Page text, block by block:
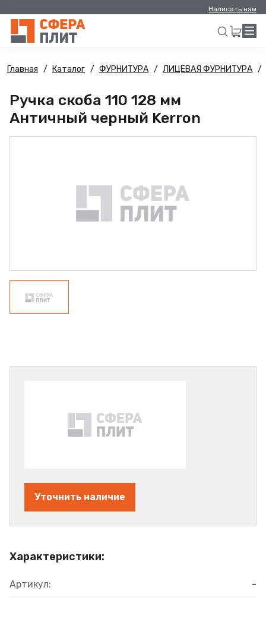
Написать нам
Искать
Главная Каталог ФУРНИТУРА ЛИЦЕВАЯ ФУРНИТУРА
Ручка скоба 110 128 мм
Античный черный Kerron
Характеристики:
Артикул: -
Уточнить наличие